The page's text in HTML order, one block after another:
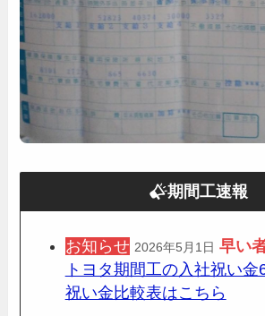
期間工速報
お知らせ 2026年5月1日 早い
トヨタ期間工の入社祝い
祝い金比較表はこちら